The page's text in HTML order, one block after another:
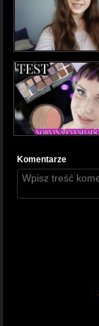
Komentarze